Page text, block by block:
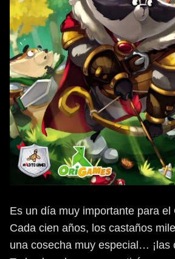
Es un día muy importante para el
Cada cien años, los castaños
una cosecha muy especial… ¡las